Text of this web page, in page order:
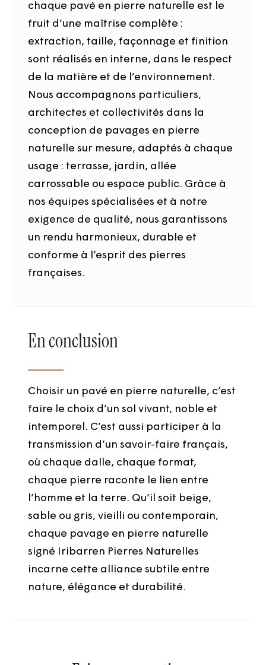
chaque pavé en pierre naturelle est le
fruit d’une maîtrise complète :
extraction, taille, façonnage et finition
sont réalisés en interne, dans le respect
de la matière et de l’environnement.
Nous accompagnons particuliers,
architectes et collectivités dans la
conception de pavages en pierre
naturelle sur mesure, adaptés à chaque
usage : terrasse, jardin, allée
carrossable ou espace public. Grâce à
nos équipes spécialisées et à notre
exigence de qualité, nous garantissons
un rendu harmonieux, durable et
conforme à l’esprit des pierres
françaises.
En conclusion
Choisir un pavé en pierre naturelle, c’est
faire le choix d’un sol vivant, noble et
intemporel. C’est aussi participer à la
transmission d’un savoir-faire français,
où chaque dalle, chaque format,
chaque pierre raconte le lien entre
l’homme et la terre. Qu’il soit beige,
sable ou gris, vieilli ou contemporain,
chaque pavage en pierre naturelle
signé Iribarren Pierres Naturelles
incarne cette alliance subtile entre
nature, élégance et durabilité.